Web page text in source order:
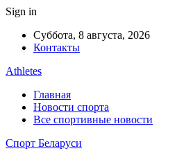
Sign in
Суббота, 8 августа, 2026
Контакты
Athletes
Главная
Новости спорта
Все спортивные новости
Спорт Беларуси